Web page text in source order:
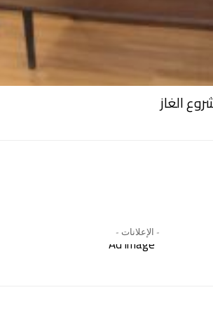
الغاز
- الإعلانات -